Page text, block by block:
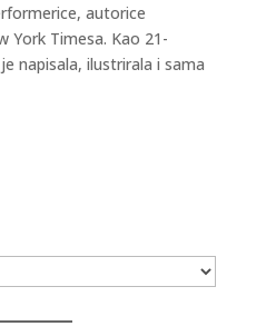
autorice
York Timesa. Kao 21-
napisala, ilustrirala i sama